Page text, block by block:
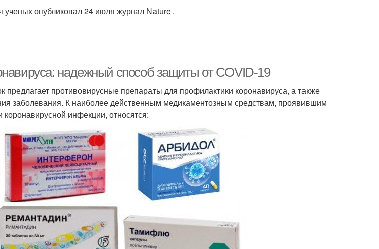
ученых опубликовал 24 июля журнал Nature .
надежный способ защиты от COVID-19
предлагает противовирусные препараты для профилактики коронавируса, а также
заболевания. К наиболее действенным медикаментозным средствам, проявившим
инфекции, относятся: